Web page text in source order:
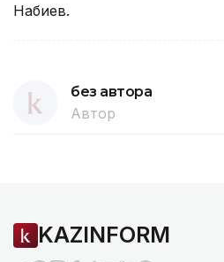
Набиев.
без автора
Автор
KAZINFORM